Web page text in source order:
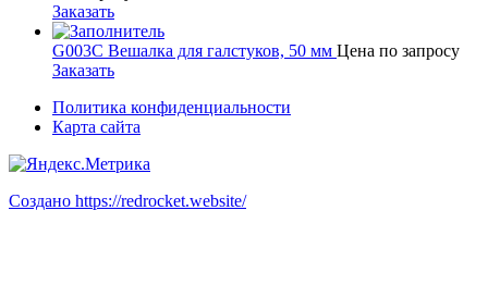
Заказать
G003C Вешалка для галстуков, 50 мм Цена по запросу
Заказать
Политика конфиденциальности
Карта сайта
Создано https://redrocket.website/